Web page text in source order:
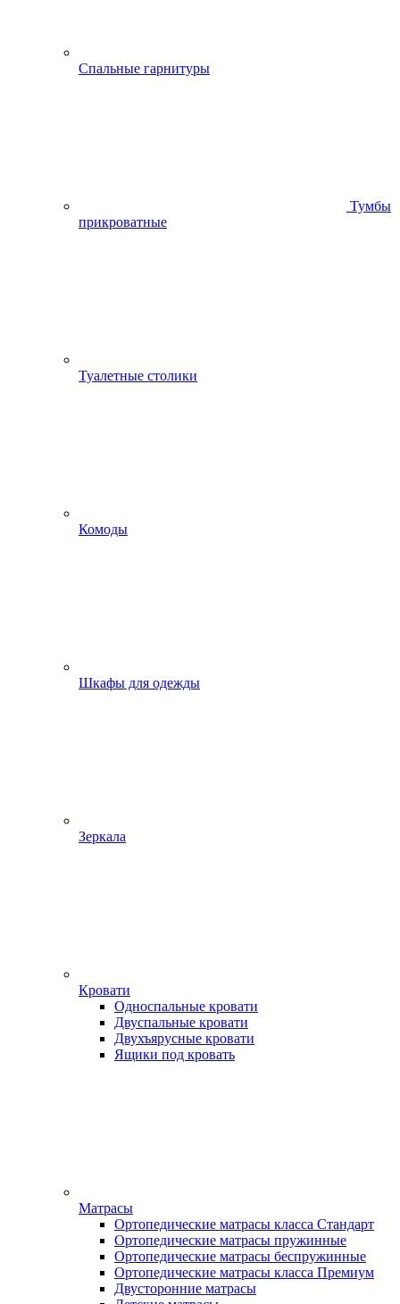
Спальные гарнитуры
Тумбы
прикроватные
Туалетные столики
Комоды
Шкафы для одежды
Зеркала
Кровати
Односпальные кровати
Двуспальные кровати
Двухъярусные кровати
Ящики под кровать
Матрасы
Ортопедические матрасы класса Стандарт
Ортопедические матрасы пружинные
Ортопедические матрасы беспружинные
Ортопедические матрасы класса Премиум
Двусторонние матрасы